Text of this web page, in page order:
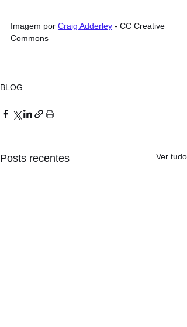
Imagem por Craig Adderley - CC Creative
Commons
BLOG
Posts recentes Ver tudo